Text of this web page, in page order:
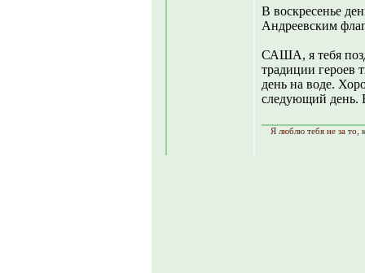
В воскресенье
Андреевским
САША, я тебя
традиции героев
день на воде.
следующий день.
Я люблю тебя не за то,